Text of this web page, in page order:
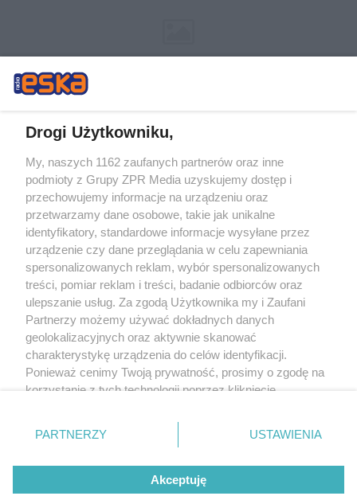
Żaden utwór zamieszczony w serwisie nie może być powielany i
rozpowszechniany lub dalej rozpowszechniany w jakikolwiek sposób (w
tym także elektroniczny lub mechaniczny) na jakimkolwiek polu
eksploatacji w jakiejkolwiek formie, włącznie z umieszczaniem w Internecie
bez pisemnej zgody właściciela praw. Jakiekolwiek użycie lub
wykorzystanie utworów w całości lub w części z naruszeniem prawa, tzn.
bez właściwej zgody, jest zabronione pod groźbą kary i może być ścigane
prawnie.
O nas
Drogi Użytkowniku,
My, naszych 1162 zaufanych partnerów oraz inne
podmioty z Grupy ZPR Media uzyskujemy dostęp i
przechowujemy informacje na urządzeniu oraz
przetwarzamy dane osobowe, takie jak unikalne
identyfikatory, standardowe informacje wysyłane przez
urządzenie czy dane przeglądania w celu zapewniania
spersonalizowanych reklam, wybór spersonalizowanych
treści, pomiar reklam i treści, badanie odbiorców oraz
ulepszanie usług. Za zgodą Użytkownika my i Zaufani
Partnerzy możemy używać dokładnych danych
geolokalizacyjnych oraz aktywnie skanować
charakterystykę urządzenia do celów identyfikacji.
Ponieważ cenimy Twoją prywatność, prosimy o zgodę na
korzystanie z tych technologii poprzez kliknięcie
zmienić/wycofać klikając przycisk ustawień prywatności
znajdujący się w lewym dolnym rogu strony
rodzaje przetwarzania danych nie wymagają zgody
użytkownika, ale masz prawo sprzeciwić się takiemu
PARTNERZY USTAWIENIA
Akceptuję